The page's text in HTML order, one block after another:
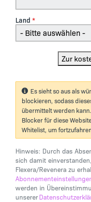
Land
Es sieht so aus als
blockieren, sodass
übermittelt werden
Blocker für diese
Whitelist, um
Hinweis: Durch das
sich damit
Flexera/Revenera zu
werden in
unserer